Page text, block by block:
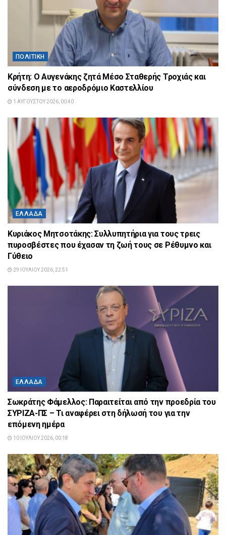
ΠΟΛΙΤΙΚΉ
Κρήτη: Ο Αυγενάκης ζητά Μέσο Σταθερής Τροχιάς και
σύνδεση με το αεροδρόμιο Καστελλίου
1 ΑΥΓΟΎΣΤΟΥ 2026, 00:40
ΕΛΛΆΔΑ
Κυριάκος Μητσοτάκης: Συλλυπητήρια για τους τρεις
πυροσβέστες που έχασαν τη ζωή τους σε Ρέθυμνο και
Γύθειο
29 ΙΟΥΛΊΟΥ 2026, 22:51
ΕΛΛΆΔΑ
Σωκράτης Φάμελλος: Παραιτείται από την προεδρία του
ΣΥΡΙΖΑ-ΠΣ – Τι αναφέρει στη δήλωσή του για την
επόμενη ημέρα
10 ΙΟΥΛΊΟΥ 2026, 00:18